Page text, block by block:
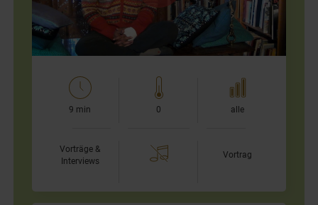
9 min 0 alle
Vorträge &
Interviews
Vortrag